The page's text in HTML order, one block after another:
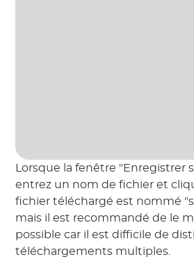
Lorsque la fenêtre "Enregistrer
entrez un nom de fichier et
fichier téléchargé est nommé
mais il est recommandé de le
possible car il est difficile de
téléchargements multiples.